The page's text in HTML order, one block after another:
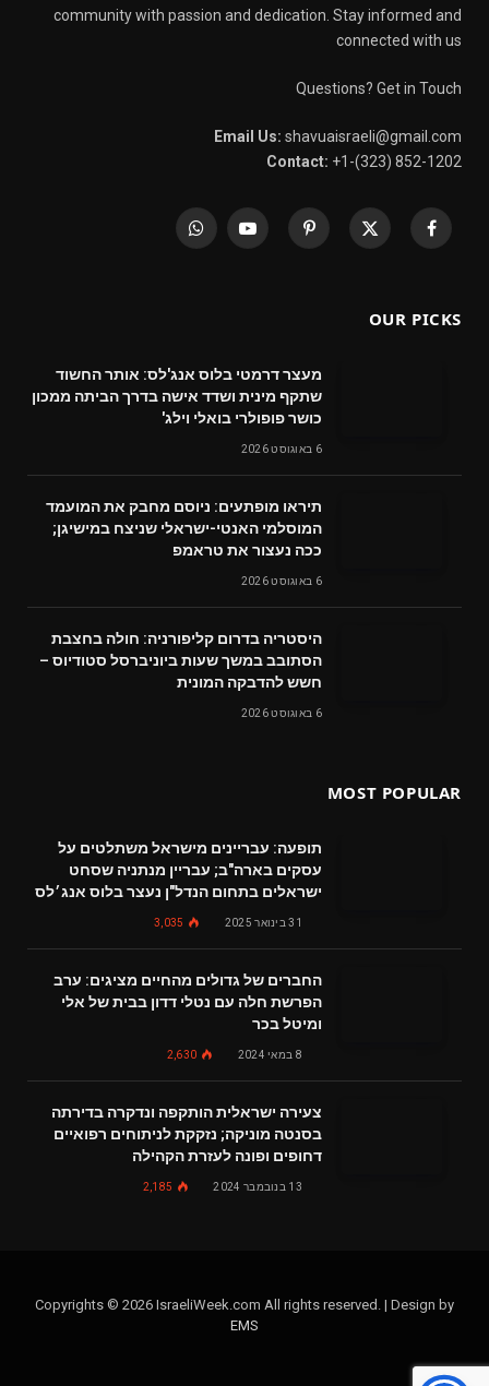
community with passion and dedication. Stay informed and
connected with us
Questions? Get in Touch
Email Us: shavuaisraeli@gmail.com
Contact: +1-(323) 852-1202
Facebook
X
Pinterest
YouTube
WhatsApp
OUR PICKS
מעצר דרמטי בלוס אנג'לס: אותר החשוד
שתקף מינית ושדד אישה בדרך הביתה ממכון
כושר פופולרי בואלי וילג'
6 באוגוסט 2026
תיראו מופתעים: ניוסם מחבק את המועמד
המוסלמי האנטי-ישראלי שניצח במישיגן;
ככה נעצור את טראמפ
6 באוגוסט 2026
היסטריה בדרום קליפורניה: חולה בחצבת
הסתובב במשך שעות ביוניברסל סטודיוס –
חשש להדבקה המונית
6 באוגוסט 2026
MOST POPULAR
תופעה: עבריינים מישראל משתלטים על
עסקים בארה"ב; עבריין מנתניה שסחט
ישראלים בתחום הנדל"ן נעצר בלוס אנג׳לס
31 בינואר 2025 3,035
החברים של גדולים מהחיים מציגים: ערב
הפרשת חלה עם נטלי דדון בבית של אלי
ומיטל בכר
8 במאי 2024 2,630
צעירה ישראלית הותקפה ונדקרה בדירתה
בסנטה מוניקה; נזקקת לניתוחים רפואיים
דחופים ופונה לעזרת הקהילה
13 בנובמבר 2024 2,185
Copyrights © 2026 IsraeliWeek.com All rights reserved. | Design by
EMS